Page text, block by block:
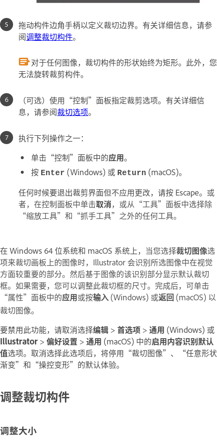
拖动构件边角手柄以定义裁切边界。有关详细信息，请参
阅调整裁切构件。
对于任何图像，裁切构件的形状始终为矩形。此外，您
无法旋转裁剪构件。
（可选）使用“控制”面板指定裁剪选项。有关详细信
息，请参阅裁切选项。
执行下列操作之一：
单击“控制”面板中的应用。
按 Enter (Windows) 或 Return (macOS)。
任何时候要退出裁剪界面但不应用更改，请按 Escape。 或
者，在控制面板中单击取消，或从“工具”面板中选择除
“缩放工具”和“抓手工具”之外的任何工具。
在 Windows 64 位系统和 macOS 系统上， 当您选择裁切图像选
项来裁切画板上的图像时，Illustrator 会识别所选图像中在视觉
方面较重要的部分。然后基于图像的该识别部分显示默认裁切
框。如果需要，您可以调整此裁切框的尺寸。完成后，可单击
“属性”面板中的应用或按输入 (Windows) 或返回 (macOS) 以
裁切图像。
要禁用此功能，请取消选择编辑 > 首选项 > 通用 (Windows) 或
Illustrator > 偏好设置 > 通用 (macOS) 中的启用内容识别默认
值选项。取消选择此选项后，将停用“裁切图像”、“任意形状
渐变”和“操控变形”的默认体验。
调整裁切构件
调整大小